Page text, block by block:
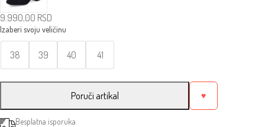
9.990,00 RSD
38 39 40 41
Poruči artikal ♥
Besplatna isporuka